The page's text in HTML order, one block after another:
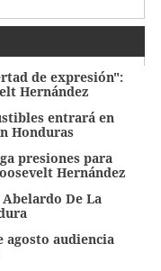
de expresión":
Hernández
entrará en
Honduras
presiones para
Hernández
De La
agosto audiencia